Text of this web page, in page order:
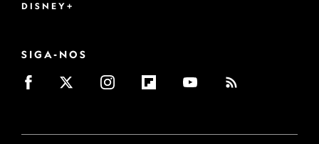
DISNEY+
SIGA-NOS